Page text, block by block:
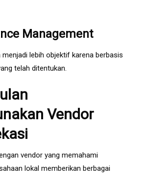
Management
menjadi lebih objektif karena berbasis
telah ditentukan.
Vendor
vendor yang memahami
lokal memberikan berbagai